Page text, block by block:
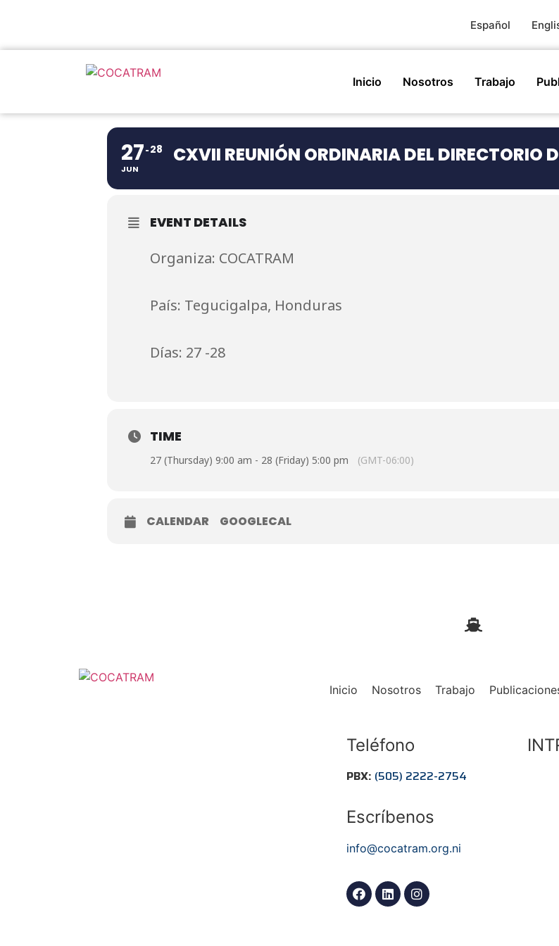
Español
Inicio Nosotros Trabajo
27
JUN
28 CXVII REUNIÓN ORDINARIA DEL DIRECTORIO
EVENT DETAILS
Organiza: COCATRAM
País: Tegucigalpa, Honduras
Días: 27 -28
TIME
27 (Thursday) 9:00 am - 28 (Friday) 5:00 pm (GMT-06:00)
CALENDAR GOOGLECAL
Inicio Nosotros Trabajo
Teléfono
PBX: (505) 2222-2754
Escríbenos
info@cocatram.org.ni